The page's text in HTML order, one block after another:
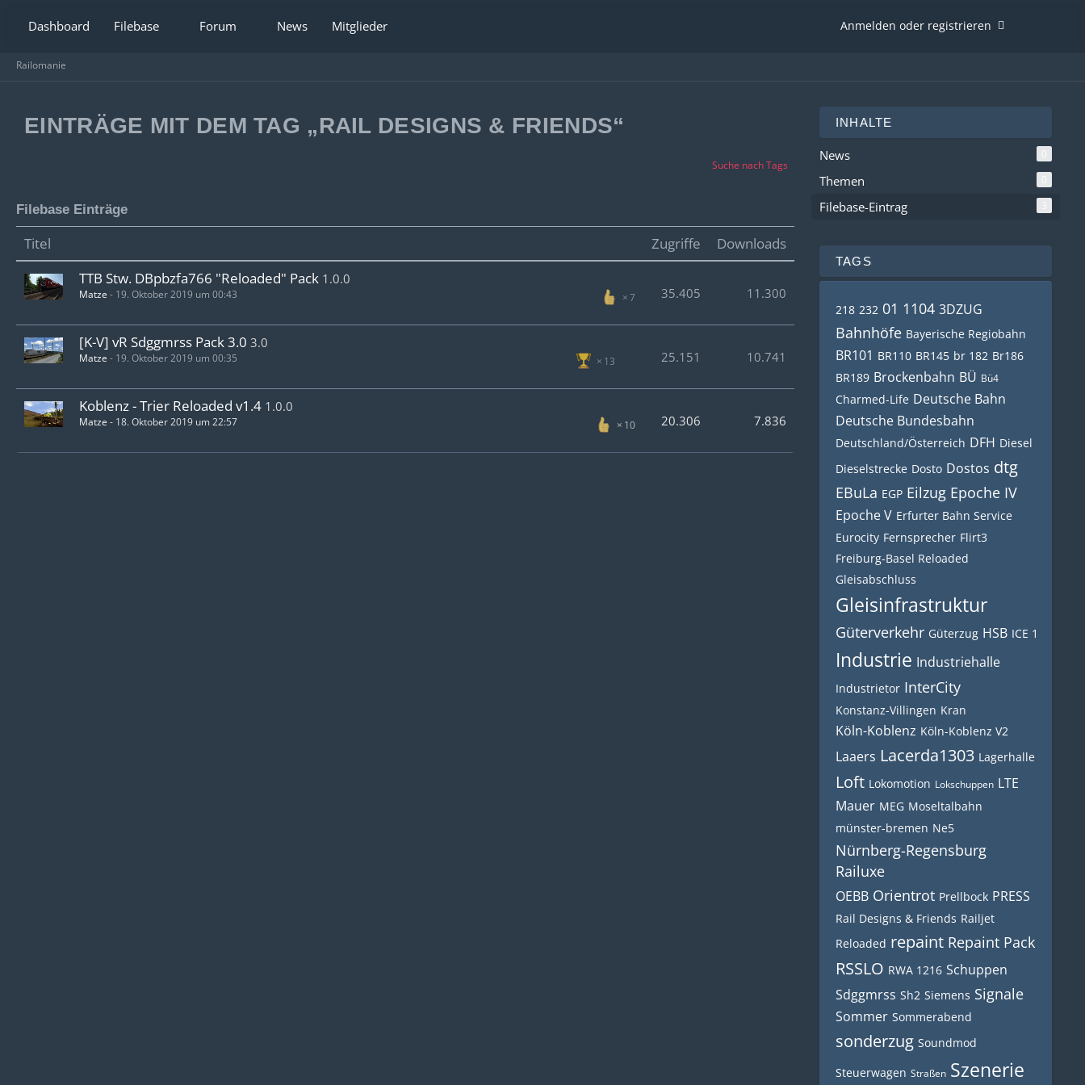
Dashboard Filebase Forum News Mitglieder Anmelden oder registrieren
Railomanie
EINTRÄGE MIT DEM TAG „RAIL DESIGNS & FRIENDS“
Suche nach Tags
Filebase Einträge
Titel Zugriffe
Downloads
TTB Stw. DBpbzfa766 "Reloaded" Pack 1.0.0
7
Matze - 19. Oktober 2019 um 00:43 35.405 11.300
[K-V] vR Sdggmrss Pack 3.0 3.0
13
Matze - 19. Oktober 2019 um 00:35 25.151 10.741
Koblenz - Trier Reloaded v1.4 1.0.0
10
Matze - 18. Oktober 2019 um 22:57 20.306 7.836
INHALTE
News
Themen
Filebase-Eintrag 3
TAGS
218 232 01 1104 3DZUG
Bahnhöfe Bayerische Regiobahn
BR101 BR110 BR145 br 182 Br186
BR189 Brockenbahn BÜ Bü4
Charmed-Life Deutsche Bahn
Deutsche Bundesbahn
Deutschland/Österreich DFH Diesel
Dieselstrecke Dosto Dostos dtg
EBuLa EGP Eilzug Epoche IV
Epoche V Erfurter Bahn Service
Eurocity Fernsprecher Flirt3
Freiburg-Basel Reloaded
Gleisabschluss
Gleisinfrastruktur
Güterverkehr Güterzug HSB ICE 1
Industrie Industriehalle
Industrietor InterCity
Konstanz-Villingen Kran
Köln-Koblenz Köln-Koblenz V2
Laaers Lacerda1303 Lagerhalle
Loft Lokomotion Lokschuppen LTE
Mauer MEG Moseltalbahn
münster-bremen Ne5
Nürnberg-Regensburg
Railuxe
OEBB Orientrot Prellbock PRESS
Rail Designs & Friends Railjet
Reloaded repaint Repaint Pack
RSSLO RWA 1216 Schuppen
Sdggmrss Sh2 Siemens Signale
Sommer Sommerabend
sonderzug Soundmod
Steuerwagen Straßen Szenerie